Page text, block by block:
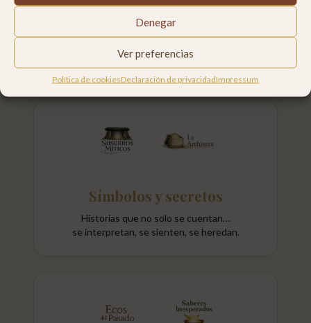
Denegar
Ver preferencias
Política de cookiesDeclaración de privacidadImpressum
Más allá de la Tierra
Del origen del todo a los viajes más allá de la
Donde la ciencia se encuentra con el asombro.
Símbolos y secretos
Historias que no solo se cuentan…
se interpretan, se sienten, se heredan.